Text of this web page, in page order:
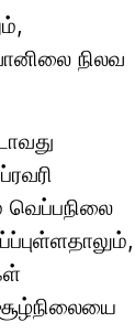
நிலவ